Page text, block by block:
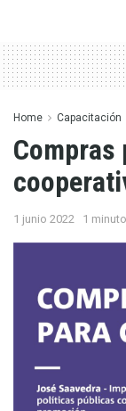
Home Capacitación
Compras
1 junio 2022 1